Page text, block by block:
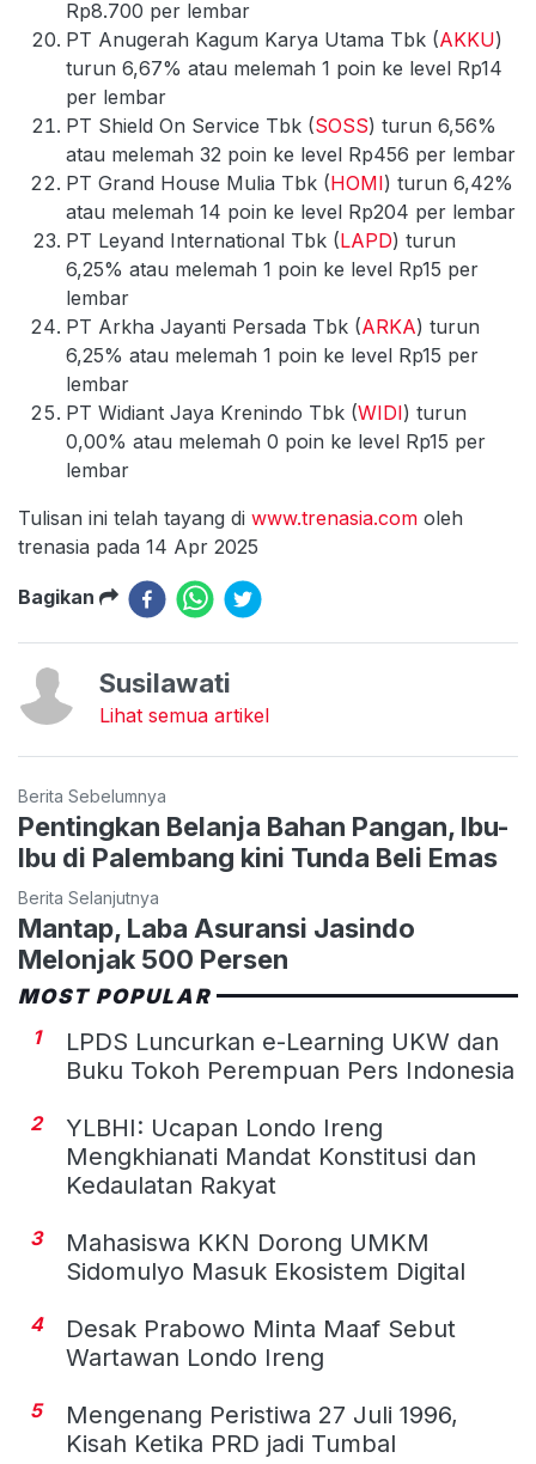
Rp8.700 per lembar
PT Anugerah Kagum Karya Utama Tbk (AKKU)
turun 6,67% atau melemah 1 poin ke level Rp14
per lembar
PT Shield On Service Tbk (SOSS) turun 6,56%
atau melemah 32 poin ke level Rp456 per lembar
PT Grand House Mulia Tbk (HOMI) turun 6,42%
atau melemah 14 poin ke level Rp204 per lembar
PT Leyand International Tbk (LAPD) turun
6,25% atau melemah 1 poin ke level Rp15 per
lembar
PT Arkha Jayanti Persada Tbk (ARKA) turun
6,25% atau melemah 1 poin ke level Rp15 per
lembar
PT Widiant Jaya Krenindo Tbk (WIDI) turun
0,00% atau melemah 0 poin ke level Rp15 per
lembar
Tulisan ini telah tayang di www.trenasia.com oleh
trenasia pada 14 Apr 2025
Bagikan
Susilawati
Lihat semua artikel
Berita Sebelumnya
Pentingkan Belanja Bahan Pangan, Ibu-
Ibu di Palembang kini Tunda Beli Emas
Berita Selanjutnya
Mantap, Laba Asuransi Jasindo
Melonjak 500 Persen
MOST POPULAR
1
LPDS Luncurkan e-Learning UKW dan
Buku Tokoh Perempuan Pers Indonesia
2
YLBHI: Ucapan Londo Ireng
Mengkhianati Mandat Konstitusi dan
Kedaulatan Rakyat
3
Mahasiswa KKN Dorong UMKM
Sidomulyo Masuk Ekosistem Digital
4
Desak Prabowo Minta Maaf Sebut
Wartawan Londo Ireng
5
Mengenang Peristiwa 27 Juli 1996,
Kisah Ketika PRD jadi Tumbal